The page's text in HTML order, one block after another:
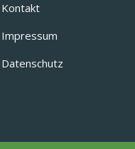
Kontakt
Impressum
Datenschutz